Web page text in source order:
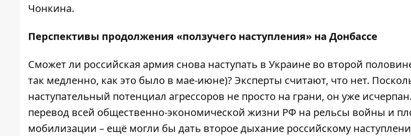
Чонкина.
Перспективы продолжения «ползучего наступления» на Донбассе
Сможет ли российская армия снова наступать в Украине во второй
так медленно, как это было в мае-июне)? Эксперты считают, что нет.
наступательный потенциал агрессоров не просто на грани, он уже
перевод всей общественно-экономической жизни РФ на рельсы войны и
мобилизации – ещё могли бы дать второе дыхание российскому